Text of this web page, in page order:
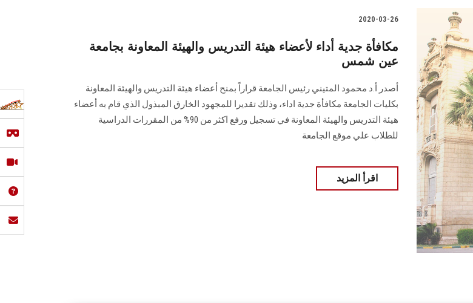
2020-03-26
مكافأة جدية أداء لأعضاء هيئة التدريس والهيئة المعاونة بجامعة
عين شمس
أصدر أ.د محمود المتيني رئيس الجامعة قراراً بمنح أعضاء هيئة التدريس والهيئة المعاونة
بكليات الجامعة مكافأة جدية اداء، وذلك تقديرا للمجهود الخارق المبذول الذي قام به أعضاء
هيئة التدريس والهيئة المعاونة في تسجيل ورفع اكثر من 90% من المقررات الدراسية
للطلاب علي موقع الجامعة
اقرأ المزيد